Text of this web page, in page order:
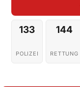
133
POLIZEI
144
RETTUNG